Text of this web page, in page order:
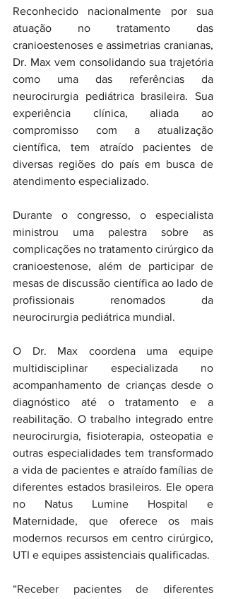
Reconhecido nacionalmente por sua
atuação no tratamento das
cranioestenoses e assimetrias cranianas,
Dr. Max vem consolidando sua trajetória
como uma das referências da
neurocirurgia pediátrica brasileira. Sua
experiência clínica, aliada ao
compromisso com a atualização
científica, tem atraído pacientes de
diversas regiões do país em busca de
atendimento especializado.
Durante o congresso, o especialista
ministrou uma palestra sobre as
complicações no tratamento cirúrgico da
cranioestenose, além de participar de
mesas de discussão científica ao lado de
profissionais renomados da
neurocirurgia pediátrica mundial.
O Dr. Max coordena uma equipe
multidisciplinar especializada no
acompanhamento de crianças desde o
diagnóstico até o tratamento e a
reabilitação. O trabalho integrado entre
neurocirurgia, fisioterapia, osteopatia e
outras especialidades tem transformado
a vida de pacientes e atraído famílias de
diferentes estados brasileiros. Ele opera
no Natus Lumine Hospital e
Maternidade, que oferece os mais
modernos recursos em centro cirúrgico,
UTI e equipes assistenciais qualificadas.
“Receber pacientes de diferentes